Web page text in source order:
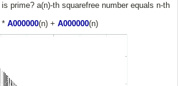
prime? a(n)-th squarefree number equals n-th
* A000000(n) + A000000(n)